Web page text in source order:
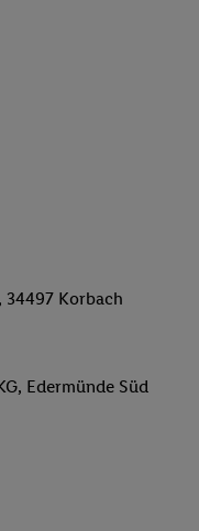
34497 Korbach
Edermünde Süd